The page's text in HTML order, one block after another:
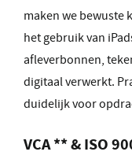
maken we bewuste
het gebruik van
afleverbonnen,
digitaal verwerkt.
duidelijk voor
VCA ** & ISO